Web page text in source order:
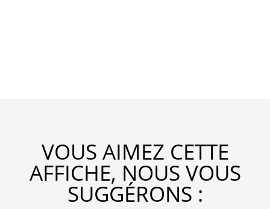
VOUS AIMEZ CETTE
AFFICHE, NOUS VOUS
SUGGÉRONS :